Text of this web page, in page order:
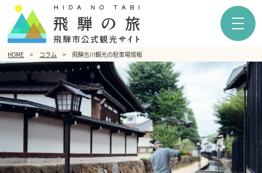
HOME コラム 飛騨古川観光の駐車場情報